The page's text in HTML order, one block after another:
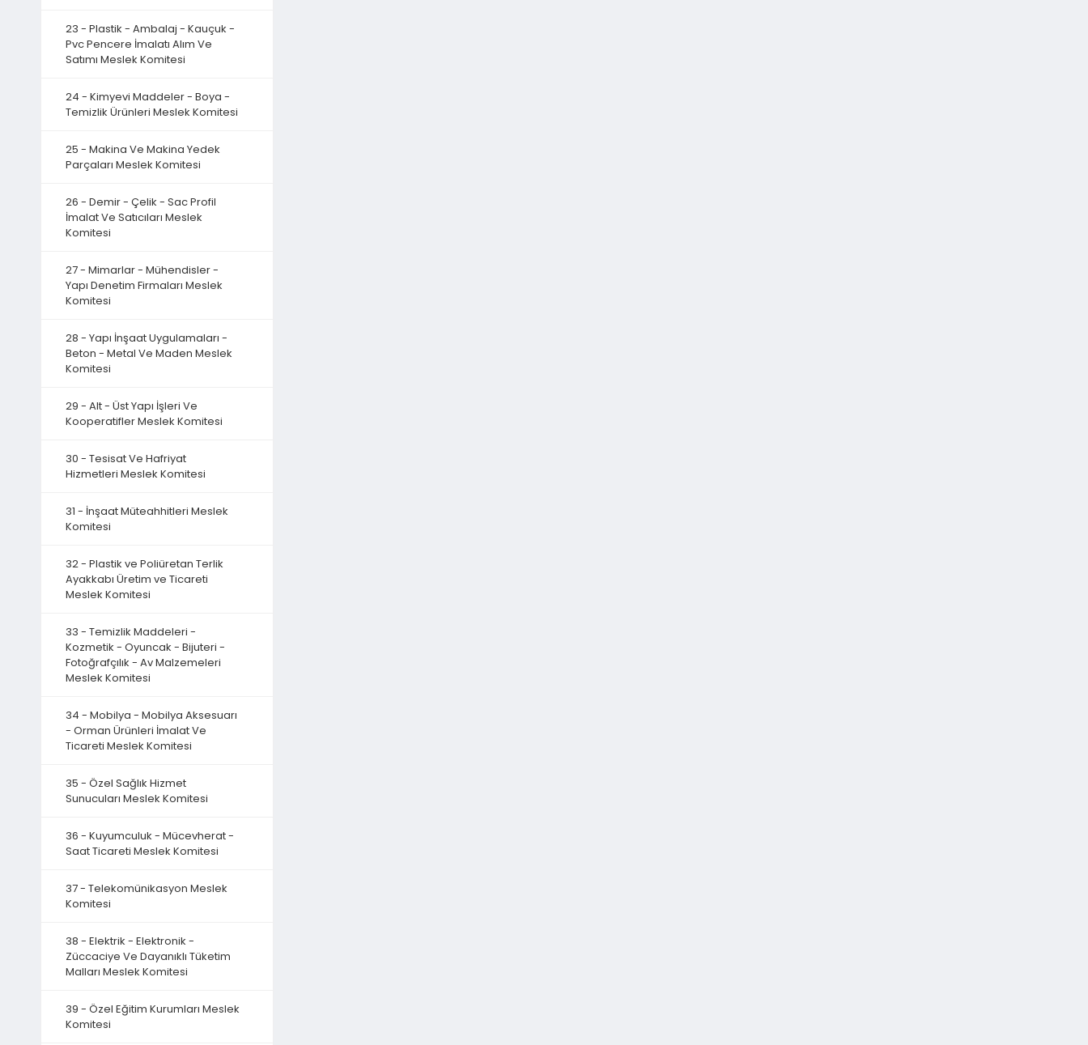
23 - Plastik - Ambalaj - Kauçuk -
Pvc Pencere İmalatı Alım Ve
Satımı Meslek Komitesi
24 - Kimyevi Maddeler - Boya -
Temizlik Ürünleri Meslek Komitesi
25 - Makina Ve Makina Yedek
Parçaları Meslek Komitesi
26 - Demir - Çelik - Sac Profil
İmalat Ve Satıcıları Meslek
Komitesi
27 - Mimarlar - Mühendisler -
Yapı Denetim Firmaları Meslek
Komitesi
28 - Yapı İnşaat Uygulamaları -
Beton - Metal Ve Maden Meslek
Komitesi
29 - Alt - Üst Yapı İşleri Ve
Kooperatifler Meslek Komitesi
30 - Tesisat Ve Hafriyat
Hizmetleri Meslek Komitesi
31 - İnşaat Müteahhitleri Meslek
Komitesi
32 - Plastik ve Poliüretan Terlik
Ayakkabı Üretim ve Ticareti
Meslek Komitesi
33 - Temizlik Maddeleri -
Kozmetik - Oyuncak - Bijuteri -
Fotoğrafçılık - Av Malzemeleri
Meslek Komitesi
34 - Mobilya - Mobilya Aksesuarı
- Orman Ürünleri İmalat Ve
Ticareti Meslek Komitesi
35 - Özel Sağlık Hizmet
Sunucuları Meslek Komitesi
36 - Kuyumculuk - Mücevherat -
Saat Ticareti Meslek Komitesi
37 - Telekomünikasyon Meslek
Komitesi
38 - Elektrik - Elektronik -
Züccaciye Ve Dayanıklı Tüketim
Malları Meslek Komitesi
39 - Özel Eğitim Kurumları Meslek
Komitesi